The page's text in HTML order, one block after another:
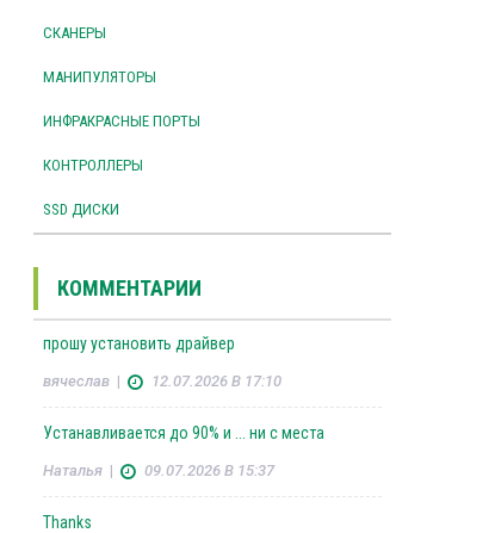
СКАНЕРЫ
МАНИПУЛЯТОРЫ
ИНФРАКРАСНЫЕ ПОРТЫ
КОНТРОЛЛЕРЫ
SSD ДИСКИ
КОММЕНТАРИИ
прошу установить драйвер
вячеслав| 12.07.2026 В 17:10
Устанавливается до 90% и ... ни с места
Наталья| 09.07.2026 В 15:37
Thanks